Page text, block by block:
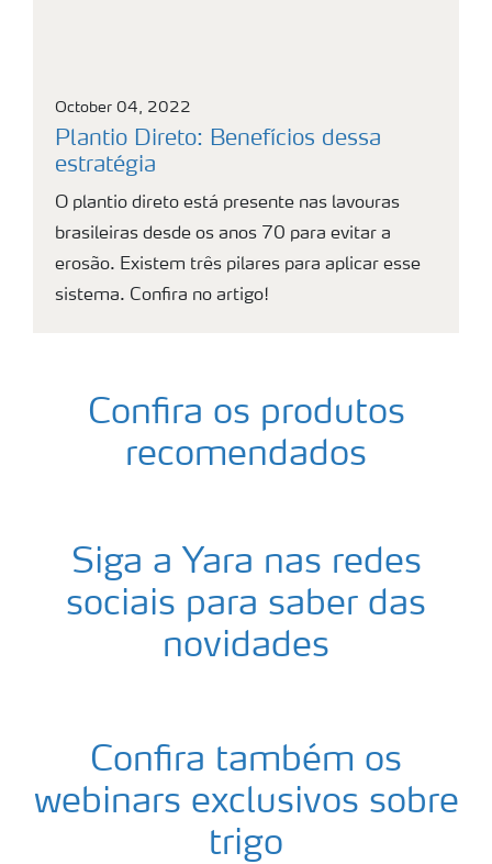
October 04, 2022
Plantio Direto: Benefícios dessa
estratégia
O plantio direto está presente nas lavouras
brasileiras desde os anos 70 para evitar a
erosão. Existem três pilares para aplicar esse
sistema. Confira no artigo!
Confira os produtos
recomendados
Siga a Yara nas redes
sociais para saber das
novidades
Confira também os
webinars exclusivos sobre
trigo